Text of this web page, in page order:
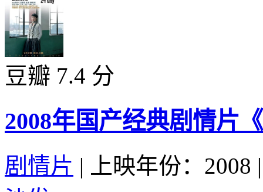
豆瓣 7.4 分
2008年国产经典剧情片
剧情片 | 上映年份：2008 |